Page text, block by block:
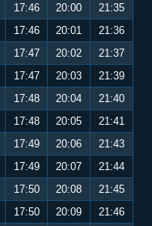
17:46 20:00
21:35
17:46 20:01
21:36
17:47 20:02
21:37
17:47 20:03
21:39
17:48 20:04
21:40
17:48 20:05
21:41
17:49 20:06
21:43
17:49 20:07
21:44
17:50 20:08
21:45
17:50 20:09
21:46